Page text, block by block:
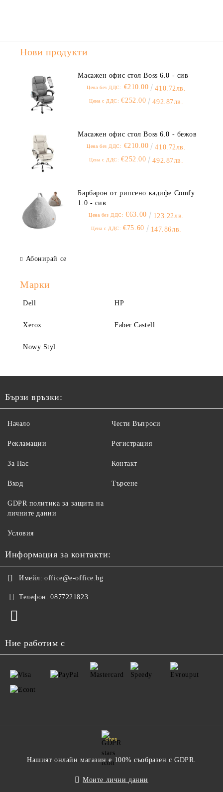
Нови продукти
Масажен офис стол Boss 6.0 - сив
Цена без ДДС: €210.00 410.72лв.
Цена с ДДС: €252.00 492.87лв.
Масажен офис стол Boss 6.0 - бежов
Цена без ДДС: €210.00 410.72лв.
Цена с ДДС: €252.00 492.87лв.
Барбарон от рипсено кадифе Comfy
1.0 - сив
Цена без ДДС: €63.00 123.22лв.
Цена с ДДС: €75.60 147.86лв.
Абонирай се
Марки
Dell HP
Xerox Faber Castell
Nowy Styl
Бързи връзки:
Начало
Рекламации
За Нас
Вход
Чести Въпроси
Регистрация
Контакт
Търсене
GDPR политика за защита на
личните данни
Условия
Информация за контакти:
Имейл: office@e-office.bg
Телефон: 0877221823
Ние работим с
GDPR
Нашият онлайн магазин е 100% съобразен с GDPR.
Моите лични данни